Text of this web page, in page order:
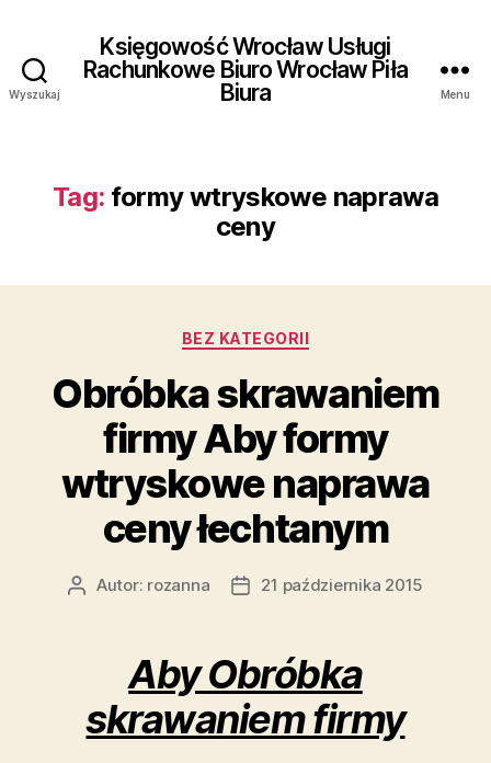
Wyszukaj
Księgowość Wrocław Usługi
Rachunkowe Biuro Wrocław Piła
Biura
Menu
Tag: formy wtryskowe naprawa
ceny
Kategorie
BEZ KATEGORII
Obróbka skrawaniem
firmy Aby formy
wtryskowe naprawa
ceny łechtanym
AutorAutor: rozanna
Data21 października 2015
Aby Obróbka
skrawaniem firmy